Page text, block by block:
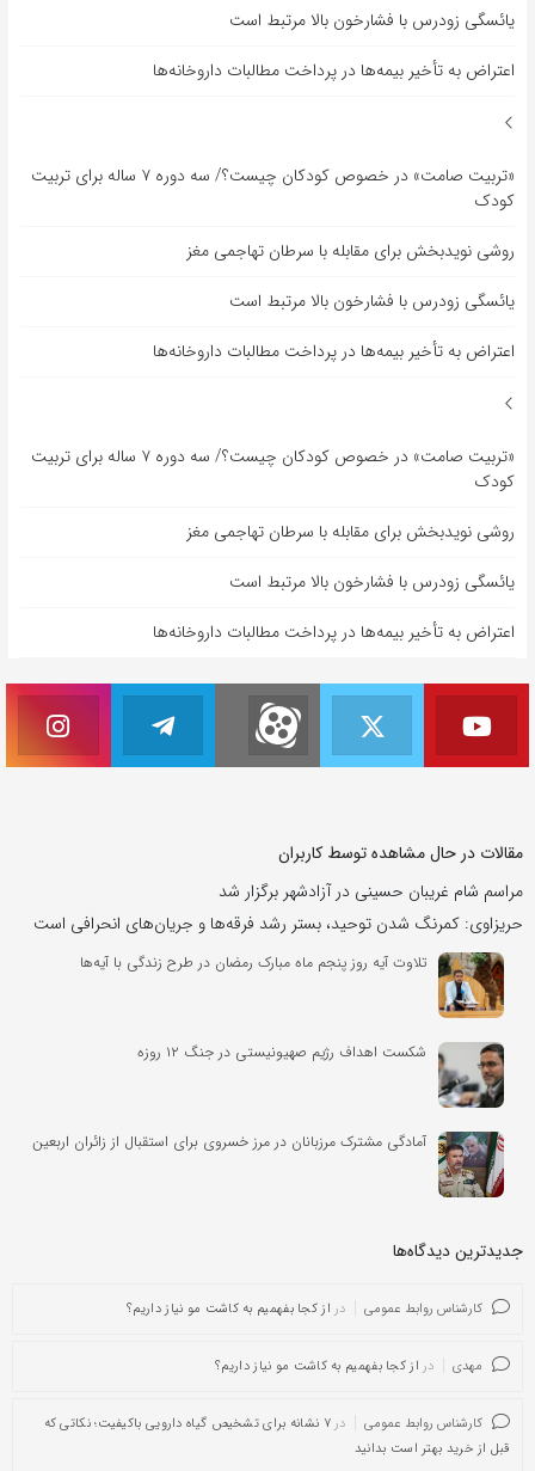
یائسگی زودرس با فشارخون بالا مرتبط است
اعتراض به تأخیر بیمه‌ها در پرداخت مطالبات داروخانه‌ها
«تربیت صامت» در خصوص کودکان چیست؟/ سه دوره ۷ ساله برای تربیت
کودک
روشی نویدبخش برای مقابله با سرطان تهاجمی مغز
یائسگی زودرس با فشارخون بالا مرتبط است
اعتراض به تأخیر بیمه‌ها در پرداخت مطالبات داروخانه‌ها
«تربیت صامت» در خصوص کودکان چیست؟/ سه دوره ۷ ساله برای تربیت
کودک
روشی نویدبخش برای مقابله با سرطان تهاجمی مغز
یائسگی زودرس با فشارخون بالا مرتبط است
اعتراض به تأخیر بیمه‌ها در پرداخت مطالبات داروخانه‌ها
مقالات در حال مشاهده توسط کاربران
مراسم شام غریبان حسینی در آزادشهر برگزار شد
حریزاوی: کمرنگ شدن توحید، بستر رشد فرقه‌ها و جریان‌های انحرافی است
تلاوت آیه روز پنجم ماه مبارک رمضان در طرح زندگی با آیه‌ها
شکست اهداف رژیم صهیونیستی در جنگ ۱۲ روزه
آمادگی مشترک مرزبانان در مرز خسروی برای استقبال از زائران اربعین
جدیدترین دیدگاه‌‌ها
کارشناس روابط عمومی در از کجا بفهمیم به کاشت مو نیاز داریم؟
مهدی در از کجا بفهمیم به کاشت مو نیاز داریم؟
کارشناس روابط عمومی در
۷ نشانه برای تشخیص گیاه دارویی باکیفیت؛ نکاتی که
قبل از خرید بهتر است بدانید